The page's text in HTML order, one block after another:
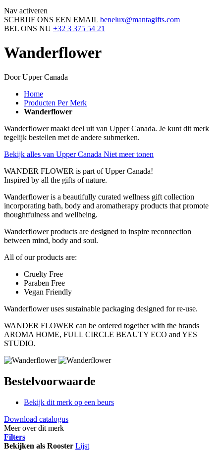
Nav activeren
SCHRIJF ONS EEN EMAIL benelux@mantagifts.com
BEL ONS NU +32 3 375 54 21
Wanderflower
Door Upper Canada
Home
Producten Per Merk
Wanderflower
Wanderflower maakt deel uit van Upper Canada. Je kunt dit merk
tegelijk bestellen met de andere submerken.
Bekijk alles van Upper Canada Niet meer tonen
WANDER FLOWER is part of Upper Canada!
Inspired by all the gifts of nature.
Wanderflower is a beautifully curated wellness gift collection
incorporating bath, body and aromatherapy products that promote
thoughtfulness and wellbeing.
Wanderflower products are designed to inspire reconnection
between mind, body and soul.
All of our products are:
Cruelty Free
Paraben Free
Vegan Friendly
Wanderflower uses sustainable packaging designed for re-use.
WANDER FLOWER can be ordered together with the brands
AROMA HOME, FULL CIRCLE BEAUTY ECO and YES
STUDIO.
Bestelvoorwaarde
Bekijk dit merk op een beurs
Download catalogus
Meer over dit merk
Filters
Bekijken als Rooster Lijst